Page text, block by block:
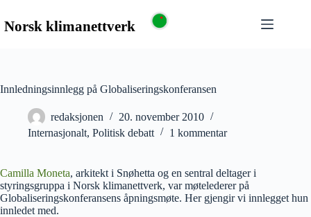
Innledningsinnlegg på Globaliseringskonferansen
redaksjonen
20. november 2010
Internasjonalt, Politisk debatt 1 kommentar
Camilla Moneta, arkitekt i Snøhetta og en sentral deltager i
styringsgruppa i Norsk klimanettverk, var møtelederer på
Globaliseringskonferansens åpningsmøte. Her gjengir vi innlegget hun
innledet med.